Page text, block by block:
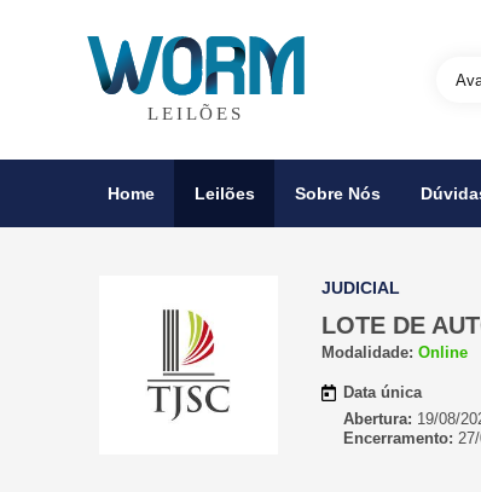
Home Leilões Sobre Nós
JUDICIAL
LOTE DE
Modalidade: Online
Data única
Abertura: 19/08/
Encerramento: